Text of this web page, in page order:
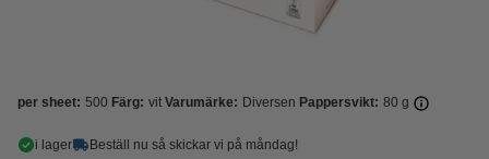
per sheet: 500 Färg: vit Varumärke: Diversen Pappersvikt: 80 g
i lager Beställ nu så skickar vi på måndag!